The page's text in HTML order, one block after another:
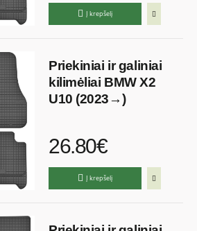
Į krepšelį
Priekiniai ir galiniai
kilimėliai BMW X2
U10 (2023→)
26.80€
Į krepšelį